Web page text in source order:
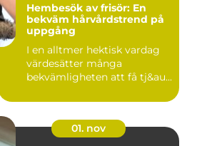
Hembesök av frisör: En
bekväm hårvårdstrend på
uppgång
I en alltmer hektisk vardag
värdesätter många
bekvämligheten att få tj&au...
01. nov